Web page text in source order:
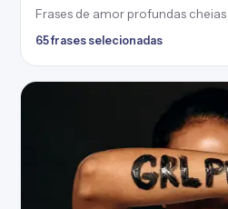
Frases de amor profundas
65 frases selecionadas